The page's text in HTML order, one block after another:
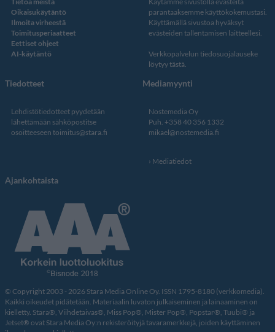
Oikaisukäytäntö
Ilmoita virheestä
Toimitusperiaatteet
Eettiset ohjeet
AI-käytäntö
parantaaksemme käyttökokemustasi.
Käyttämällä sivustoa hyväksyt
evästeiden tallentamisen laitteellesi.
Verkkopalvelun tiedosuojalauseke
löytyy tästä.
Tiedotteet
Lehdistötiedotteet pyydetään
lähettämään sähköpostitse
osoitteeseen toimitus@stara.fi
Mediamyynti
Nostemedia Oy
Puh. +358 40 356 1332
mikael@nostemedia.fi
Mediatiedot
Ajankohtaista
© Copyright 2003 - 2026 Stara Media Online Oy. ISSN 1795-8180 (verkkomedia).
Kaikki oikeudet pidätetään. Materiaalin luvaton julkaiseminen ja lainaaminen on
kielletty. Stara®, Viihdetaivas®, Miss Pop®, Mister Pop®, Popstar®, Tuubi® ja
Jetset® ovat Stara Media Oy:n rekisteröityjä tavaramerkkejä, joiden käyttäminen